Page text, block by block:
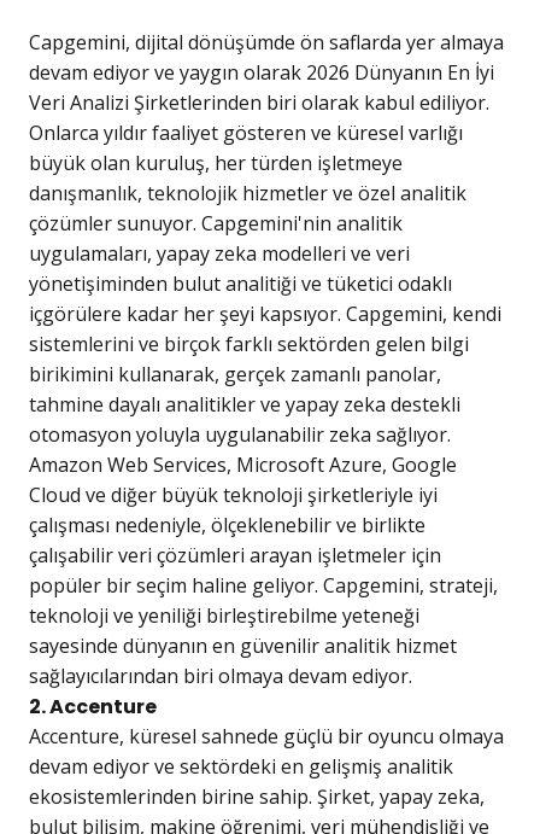
Capgemini, dijital dönüşümde ön saflarda yer almaya
devam ediyor ve yaygın olarak 2026 Dünyanın En İyi
Veri Analizi Şirketlerinden biri olarak kabul ediliyor.
Onlarca yıldır faaliyet gösteren ve küresel varlığı
büyük olan kuruluş, her türden işletmeye
danışmanlık, teknolojik hizmetler ve özel analitik
çözümler sunuyor. Capgemini'nin analitik
uygulamaları, yapay zeka modelleri ve veri
yönetişiminden bulut analitiği ve tüketici odaklı
içgörülere kadar her şeyi kapsıyor. Capgemini, kendi
sistemlerini ve birçok farklı sektörden gelen bilgi
birikimini kullanarak, gerçek zamanlı panolar,
tahmine dayalı analitikler ve yapay zeka destekli
otomasyon yoluyla uygulanabilir zeka sağlıyor.
Amazon Web Services, Microsoft Azure, Google
Cloud ve diğer büyük teknoloji şirketleriyle iyi
çalışması nedeniyle, ölçeklenebilir ve birlikte
çalışabilir veri çözümleri arayan işletmeler için
popüler bir seçim haline geliyor. Capgemini, strateji,
teknoloji ve yeniliği birleştirebilme yeteneği
sayesinde dünyanın en güvenilir analitik hizmet
sağlayıcılarından biri olmaya devam ediyor.
2. Accenture
Accenture, küresel sahnede güçlü bir oyuncu olmaya
devam ediyor ve sektördeki en gelişmiş analitik
ekosistemlerinden birine sahip. Şirket, yapay zeka,
bulut bilişim, makine öğrenimi, veri mühendisliği ve